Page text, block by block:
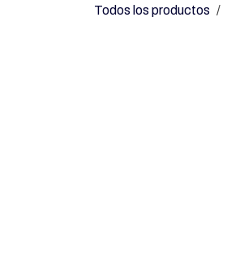
Todos los productos